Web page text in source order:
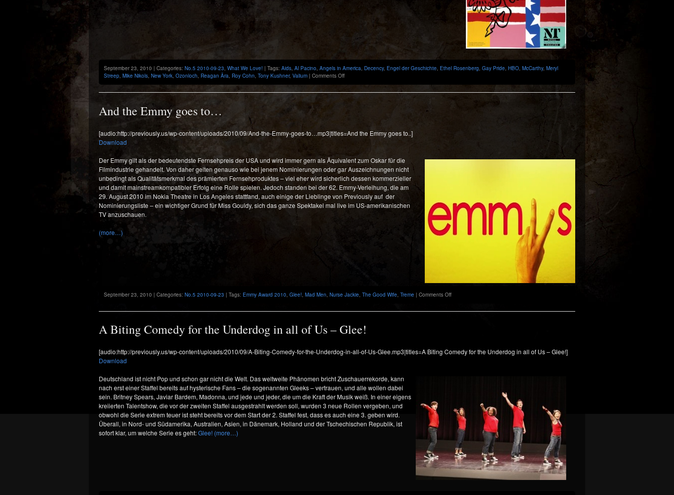
September 23, 2010 | Categories: No.5 2010-09-23, What We Love! | Tags: Aids, Al Pacino, Angels in America, Decency, Engel der Geschichte, Ethel Rosenberg, Gay Pride, HBO, McCarthy, Meryl
Streep, Mike Nikols, New York, Ozonloch, Reagan Ära, Roy Cohn, Tony Kushner, Valium | Comments Offon
Miniserie
America
And the Emmy goes to…
[audio:http://previously.us/wp-content/uploads/2010/09/And-the-Emmy-goes-to…mp3|titles=And the Emmy goes to..]
Download
Der Emmy gilt als der bedeutendste Fernsehpreis der USA und wird immergern als Äquivalent zum Oskar für die
Filmindustrie gehandelt. Von daher gelten genauso wie bei jenem Nominierungen oder gar Auszeichnungen nicht
unbedingt als Qualitätsmerkmal des prämierten Fernsehproduktes – viel eher wird sicherlich dessen kommerzieller
und damit mainstreamkompatibler Erfolg eine Rolle spielen. Jedoch standen bei der 62. Emmy-Verleihung, die am
29. August 2010 im Nokia Theatre in Los Angeles stattfand, auch einige der Lieblinge von Previously auf der
Nominierungsliste – ein wichtiger Grund für Miss Gouldy, sich das ganze Spektakel mal live im US-amerikanischen
TV anzuschauen.
(more…)
September 23, 2010 | Categories: No.5 2010-09-23 | Tags: Emmy Award 2010 Glee! Mad Men Nurse Jackie The Good Wife Treme | Comments Offon
A Biting Comedy for the Underdog in all of Us – Glee!
[audio:http://previously.us/wp-content/uploads/2010/09/A-Biting-Comedy-for-the-Underdog-in-all-of-Us-Glee.mp3|titles=A Biting Comedy for the Underdog in all of Us – Glee!]
Download
Deutschland ist nicht Pop und schon gar nicht die Welt. Das weltweite Phänomen bricht Zuschauerrekorde, kann
nach erst einer Staffel bereits auf hysterische Fans – die sogenannten Gleeks – vertrauen, und alle wollen dabei
sein. Britney Spears, Javiar Bardem, Madonna, und jede und jeder, die um die Kraft der Musik weiß. In einer eigens
kreiierten Talentshow, die vor der zweiten Staffel ausgestrahlt werden soll, wurden 3 neue Rollen vergeben, und
obwohl die Serie extrem teuer ist steht bereits vor dem Start der 2. Staffel fest, dass es auch eine 3. geben wird.
Überall, in Nord- und Südamerika, Australien, Asien, in Dänemark, Holland und der Tschechischen Republik, ist
sofort klar, um welche Serie es geht:Glee! (more…)